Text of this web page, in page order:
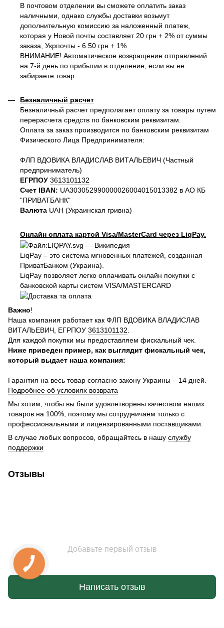
В почтовом отделении вы сможете оплатить заказ
наличными, однако службы доставки возьмут
дополнительную комиссию за наложенный платеж,
которая у Новой почты составляет 20 грн + 2% от суммы
заказа, Укрпочты - 6.50 грн + 1%
ВНИМАНИЕ! Автоматическое возвращение отправлений
на 7-й день по прибытии в отделение, если вы не
забираете товар
Безналичный расчет
Безналичный расчет предполагает оплату за товары путем
перерасчета средств по банковским реквизитам.
Оплата за заказ производится по банковским реквизитам
Физического Лица Предпринимателя:
ФЛП ВДОВИКА ВЛАДИСЛАВ ВИТАЛЬЕВИЧ (Частный
предприниматель)
ЕГРПОУ 3613101132
Счет IBAN: UA303052990000026004015013382 в АО КБ
"ПРИВАТБАНК"
Валюта UAH (Украинская гривна)
Онлайн оплата картой Visa/MasterCard через LiqPay.
LiqPay – это система мгновенных платежей, созданная
ПриватБанком (Украина).
LiqPay позволяет легко оплачивать онлайн покупки с
банковской карты систем VISA/MASTERCARD
Важно!
Наша компания работает как ФЛП ВДОВИКА ВЛАДИСЛАВ
ВИТАЛЬЕВИЧ, ЕГРПОУ 3613101132.
Для каждой покупки мы предоставляем фискальный чек.
Ниже приведен пример, как выглядит фискальный чек,
который выдает наша компания:
Гарантия на весь товар согласно закону Украины – 14 дней.
Подробнее об условиях возврата
Мы хотим, чтобы вы были удовлетворены качеством наших
товаров на 100%, поэтому мы сотрудничаем только с
профессиональными и лицензированными поставщиками.
В случае любых вопросов, обращайтесь в нашу службу
поддержки
Отзывы
Добавьте первый отзыв
Написать отзыв